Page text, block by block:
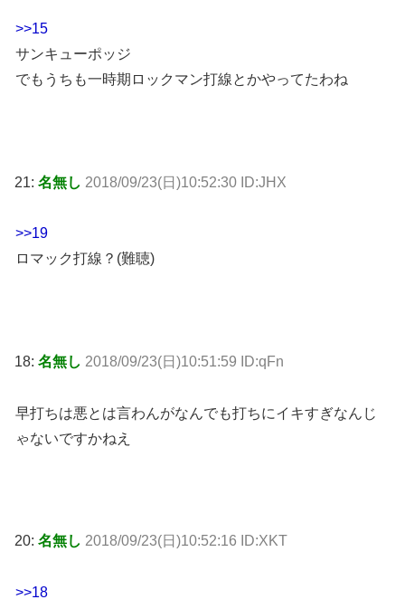
>>15
サンキューポッジ
でもうちも一時期ロックマン打線とかやってたわね
21: 名無し 2018/09/23(日)10:52:30 ID:JHX
>>19
ロマック打線？(難聴)
18: 名無し 2018/09/23(日)10:51:59 ID:qFn
早打ちは悪とは言わんがなんでも打ちにイキすぎなんじ
ゃないですかねえ
20: 名無し 2018/09/23(日)10:52:16 ID:XKT
>>18